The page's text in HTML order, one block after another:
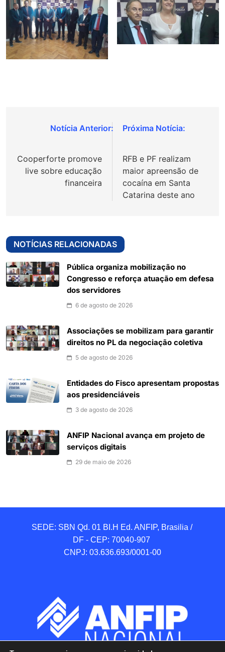
Navegação
Post
Cooperforte promove
live sobre educação
financeira
RFB e PF realizam
maior apreensão de
cocaína em Santa
Catarina deste ano
NOTÍCIAS RELACIONADAS
Pública organiza mobilização no
Congresso e reforça atuação em defesa
dos servidores
6 de agosto de 2026
Associações se mobilizam para garantir
direitos no PL da negociação coletiva
5 de agosto de 2026
Entidades do Fisco apresentam propostas
aos presidenciáveis
3 de agosto de 2026
ANFIP Nacional avança em projeto de
serviços digitais
29 de maio de 2026
SEDE: SBN Qd. 01 BI.H Ed. ANFIP, Brasilia /
DF - CEP: 70040-907
CNPJ: 03.636.693/0001-00